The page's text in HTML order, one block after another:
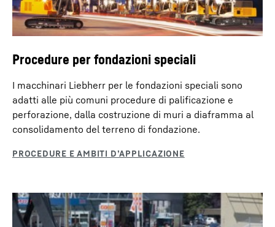
Procedure per fondazioni speciali
I macchinari Liebherr per le fondazioni speciali sono
adatti alle più comuni procedure di palificazione e
perforazione, dalla costruzione di muri a diaframma al
consolidamento del terreno di fondazione.